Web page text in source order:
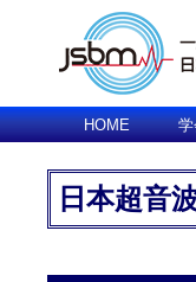
HOME
日本超音